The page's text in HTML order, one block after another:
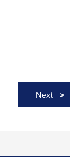
Next